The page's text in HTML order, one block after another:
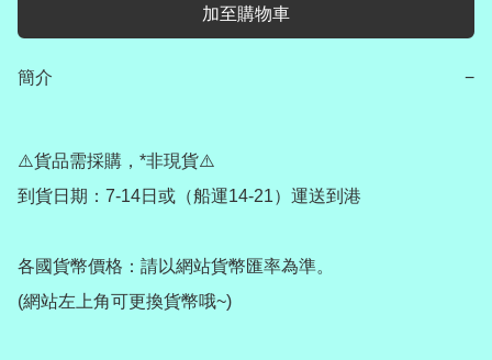
加至購物車
簡介 −
⚠️貨品需採購，*非現貨⚠️
到貨日期：7-14日或（船運14-21）運送到港
各國貨幣價格：請以網站貨幣匯率為準。
(網站左上角可更換貨幣哦~)